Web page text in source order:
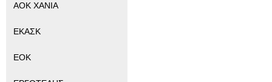
ΑΟΚ ΧΑΝΙΑ
ΕΚΑΣΚ
ΕΟΚ